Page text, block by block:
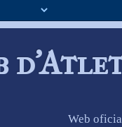
Web